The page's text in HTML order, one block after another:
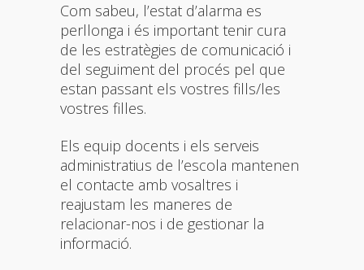
Com sabeu, l’estat d’alarma es
perllonga i és important tenir cura
de les estratègies de comunicació i
del seguiment del procés pel que
estan passant els vostres fills/les
vostres filles.
Els equip docents i els serveis
administratius de l’escola mantenen
el contacte amb vosaltres i
reajustam les maneres de
relacionar-nos i de gestionar la
informació.